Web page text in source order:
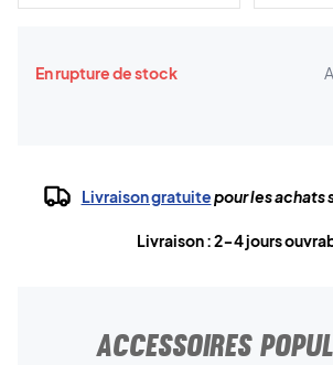
En rupture de stock
Livraison gratuitepour les achats
Livraison : 2-4 jours
ACCESSOIRES